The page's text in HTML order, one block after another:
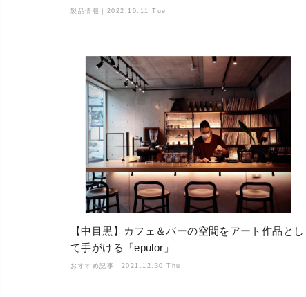
製品情報｜ 2022.10.11 Tue
【中目黒】カフェ＆バーの空間をアート作品とし
て手がける「epulor」
おすすめ記事｜ 2021.12.30 Thu